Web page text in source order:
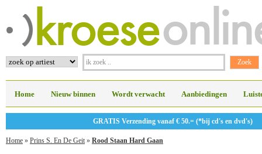
Home Nieuw binnen Wordt verwacht Aanbiedingen
GRATIS Verzending vanaf € 50.= (*bij cd's en dvd's)
Home » Prins S. En De Geit » Rood Staan Hard Gaan